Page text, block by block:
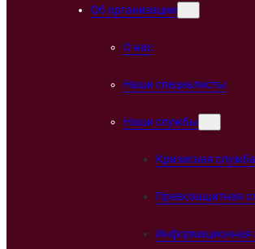
Об организации
О нас
Наши специалисты
Наши службы
Кризисная служба
Правозащитная
Информационная